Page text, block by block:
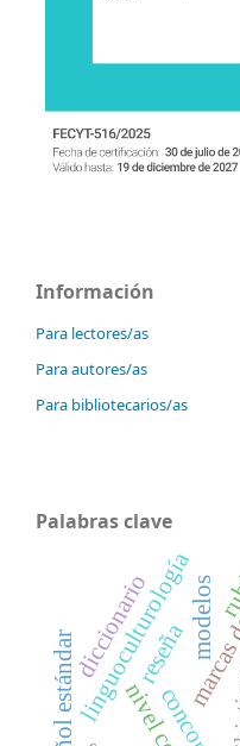
Información
Para lectores/as
Para autores/as
Para bibliotecarios/as
Palabras clave
linguoculturología
reseñamodelos
diccionario